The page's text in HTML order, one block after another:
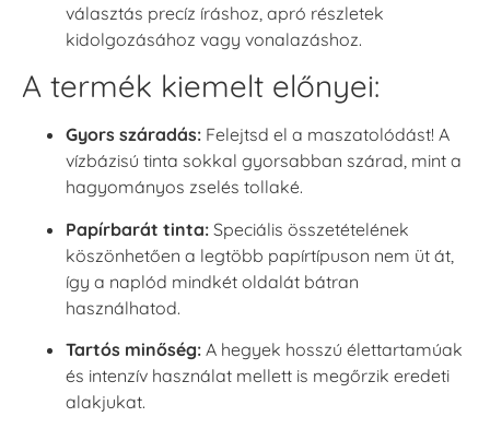
választás precíz íráshoz, apró részletek
kidolgozásához vagy vonalazáshoz.
A termék kiemelt előnyei:
Gyors száradás: Felejtsd el a maszatolódást! A
vízbázisú tinta sokkal gyorsabban szárad, mint a
hagyományos zselés tollaké.
Papírbarát tinta: Speciális összetételének
köszönhetően a legtöbb papírtípuson nem üt át,
így a naplód mindkét oldalát bátran
használhatod.
Tartós minőség: A hegyek hosszú élettartamúak
és intenzív használat mellett is megőrzik eredeti
alakjukat.